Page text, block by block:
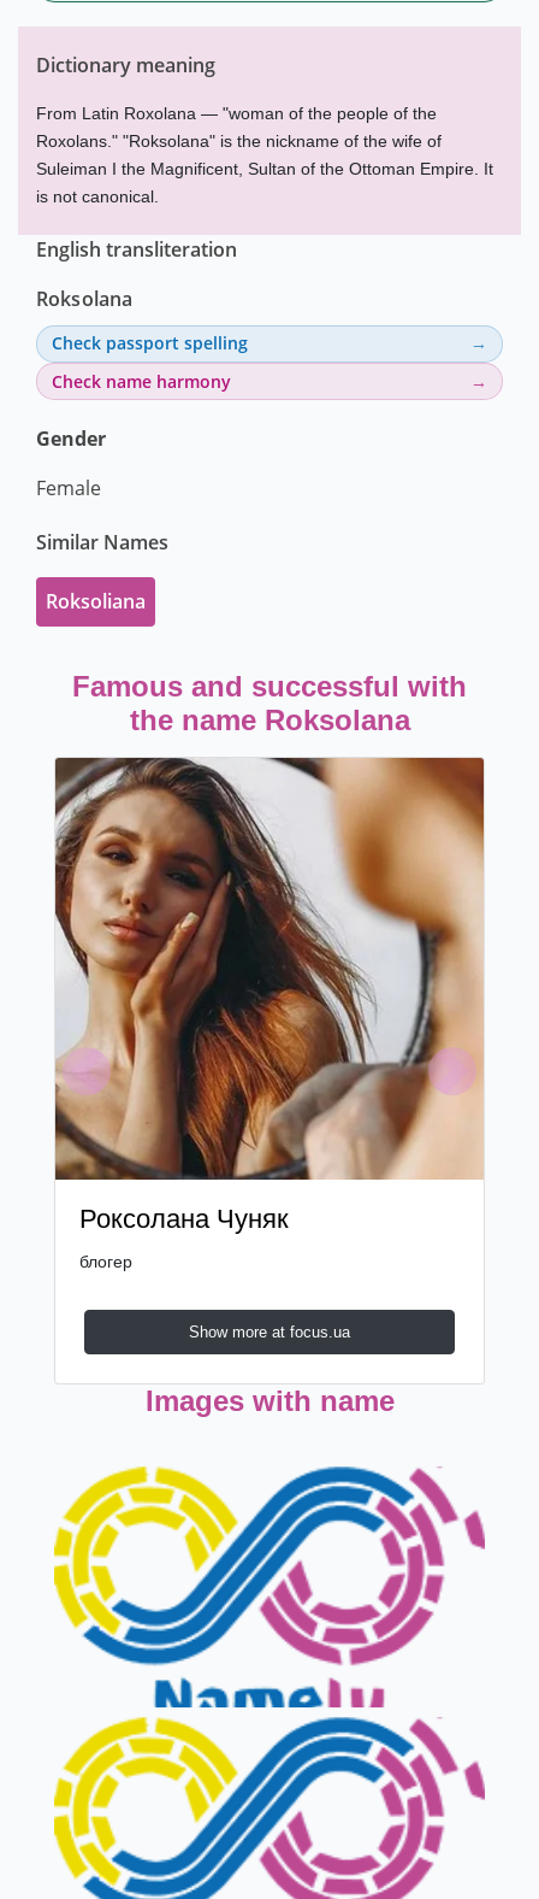
Dictionary meaning
From Latin Roxolana — "woman of the people of the
Roxolans." "Roksolana" is the nickname of the wife of
Suleiman I the Magnificent, Sultan of the Ottoman Empire. It
is not canonical.
English transliteration
Roksolana
Check passport spelling
Check name harmony
Gender
Female
Similar Names
Roksoliana
Famous and successful with
the name Roksolana
Роксолана Чуняк
блогер
Show more at focus.ua
Previous
Images with name